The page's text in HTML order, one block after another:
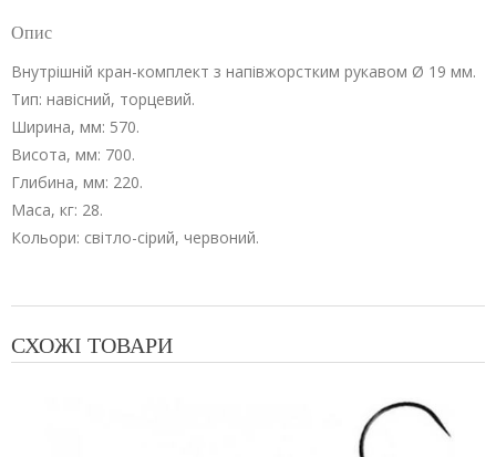
Опис
Внутрішній кран-комплект з напівжорстким рукавом Ø 19 мм.
Тип: навісний, торцевий.
Ширина, мм: 570.
Висота, мм: 700.
Глибина, мм: 220.
Маса, кг: 28.
Кольори: світло-сірий, червоний.
СХОЖІ ТОВАРИ